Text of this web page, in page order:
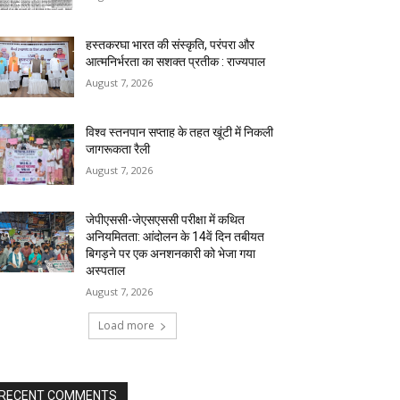
हस्तकरघा भारत की संस्कृति, परंपरा और
आत्मनिर्भरता का सशक्त प्रतीक : राज्यपाल
August 7, 2026
विश्व स्तनपान सप्ताह के तहत खूंटी में निकली
जागरूकता रैली
August 7, 2026
जेपीएससी-जेएसएससी परीक्षा में कथित
अनियमितता: आंदोलन के 14वें दिन तबीयत
बिगड़ने पर एक अनशनकारी को भेजा गया
अस्पताल
August 7, 2026
Load more
COMMENTS